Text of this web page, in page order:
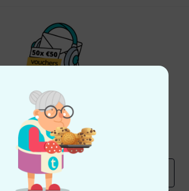
Thomann hírlevél
angol nyelvű hírlevelére, és kis
a50egyenként
gondolatok
Akciók